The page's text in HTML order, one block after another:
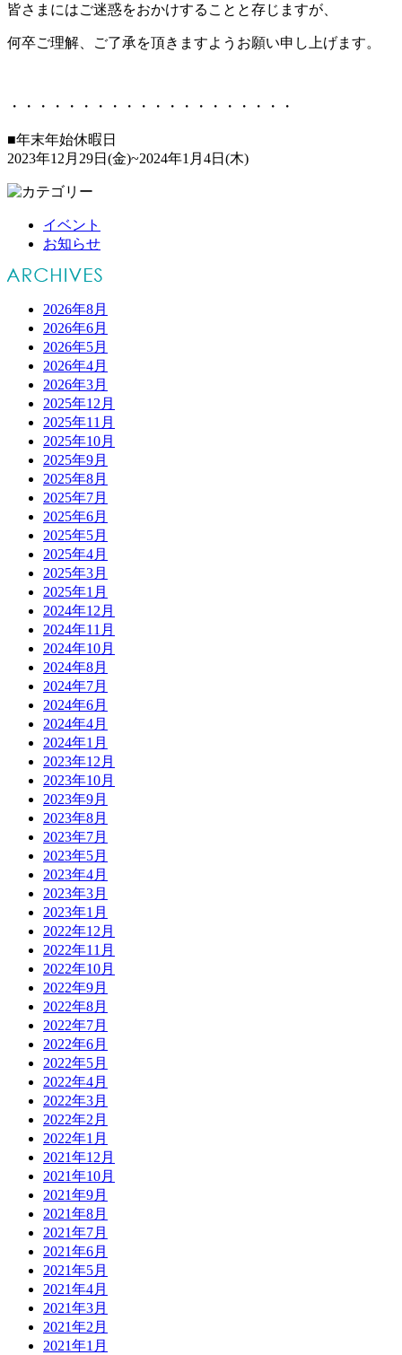
皆さまにはご迷惑をおかけすることと存じますが、
何卒ご理解、ご了承を頂きますようお願い申し上げます。
・・・・・・・・・・・・・・・・・・・・
■年末年始休暇日
2023年12月29日(金)~2024年1月4日(木)
イベント
お知らせ
2026年8月
2026年6月
2026年5月
2026年4月
2026年3月
2025年12月
2025年11月
2025年10月
2025年9月
2025年8月
2025年7月
2025年6月
2025年5月
2025年4月
2025年3月
2025年1月
2024年12月
2024年11月
2024年10月
2024年8月
2024年7月
2024年6月
2024年4月
2024年1月
2023年12月
2023年10月
2023年9月
2023年8月
2023年7月
2023年5月
2023年4月
2023年3月
2023年1月
2022年12月
2022年11月
2022年10月
2022年9月
2022年8月
2022年7月
2022年6月
2022年5月
2022年4月
2022年3月
2022年2月
2022年1月
2021年12月
2021年10月
2021年9月
2021年8月
2021年7月
2021年6月
2021年5月
2021年4月
2021年3月
2021年2月
2021年1月